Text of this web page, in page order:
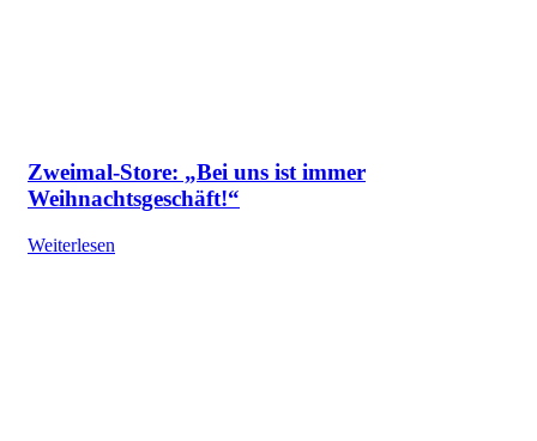
Zweimal-Store: „Bei uns ist immer
Weihnachtsgeschäft!“
Weiterlesen